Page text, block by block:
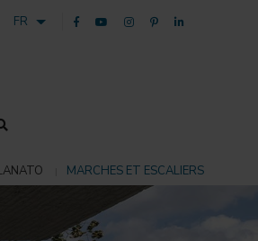
FR
MARCHES ET ESCALIERS